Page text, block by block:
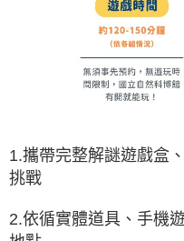
1.攜帶完整解謎遊戲盒
挑戰
2.依循實體道具、手機